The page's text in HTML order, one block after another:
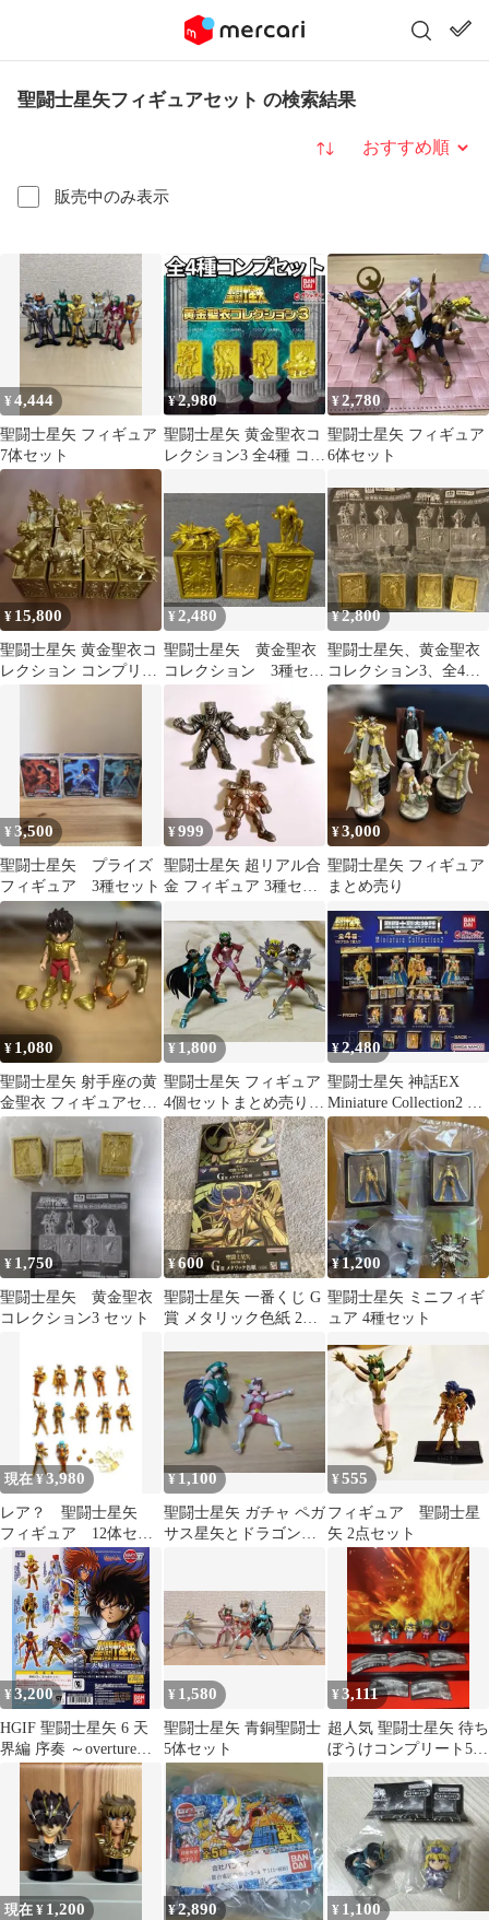
聖闘士星矢フィギュアセット の検索結果
販売中のみ表示
並び替え
¥4,444
聖闘士星矢 フィギュア
7体セット
¥2,980
聖闘士星矢 黄金聖衣コ
レクション3 全4種 コン
¥2,780
聖闘士星矢 フィギュア
6体セット
¥ 15,800
聖闘士星矢 黄金聖衣コ
レクション コンプリー
¥ 2,480
聖闘士星矢 黄金聖衣
コレクション 3種セッ
オ アリエス
¥2,800
聖闘士星矢、黄金聖衣
コレクション3、全4種
セット、バンダイ、ガ
シャポン
¥3,500
聖闘士星矢 プライズ
フィギュア 3種セット
¥999
聖闘士星矢 超リアル合
金 フィギュア 3種セッ
¥3,000
聖闘士星矢 フィギュア
まとめ売り
¥ 1,080
聖闘士星矢 射手座の黄
金聖衣 フィギュアセッ
ト
¥1,800
聖闘士星矢 フィギュア
4個セットまとめ売り
ペガサス星矢
¥2,480
聖闘士星矢 神話EX
Miniature Collection2 全
4種セット
¥ 1,750
聖闘士星矢 黄金聖衣
コレクション3 セット
¥600
聖闘士星矢 一番くじ G
賞 メタリック色紙 2枚
¥1,200
聖闘士星矢 ミニフィギ
ュア 4種セット
現在 ¥ 3,980
レア？ 聖闘士星矢
フィギュア 12体セッ
ト 一部難あり 黄金
聖闘士スペシャル
¥1,100
聖闘士星矢 ガチャ ペガ
サス星矢とドラゴン紫
¥555
フィギュア 聖闘士星
矢 2点セット
¥3,200
HGIF 聖闘士星矢 6 天
界編 序奏 ～overture～
全6種
¥ 1,580
聖闘士星矢 青銅聖闘士
5体セット
¥3,111
超人気 聖闘士星矢 待ち
ぼうけコンプリート5体
現在 ¥ 1,200 ¥2,890 ¥ 1,100